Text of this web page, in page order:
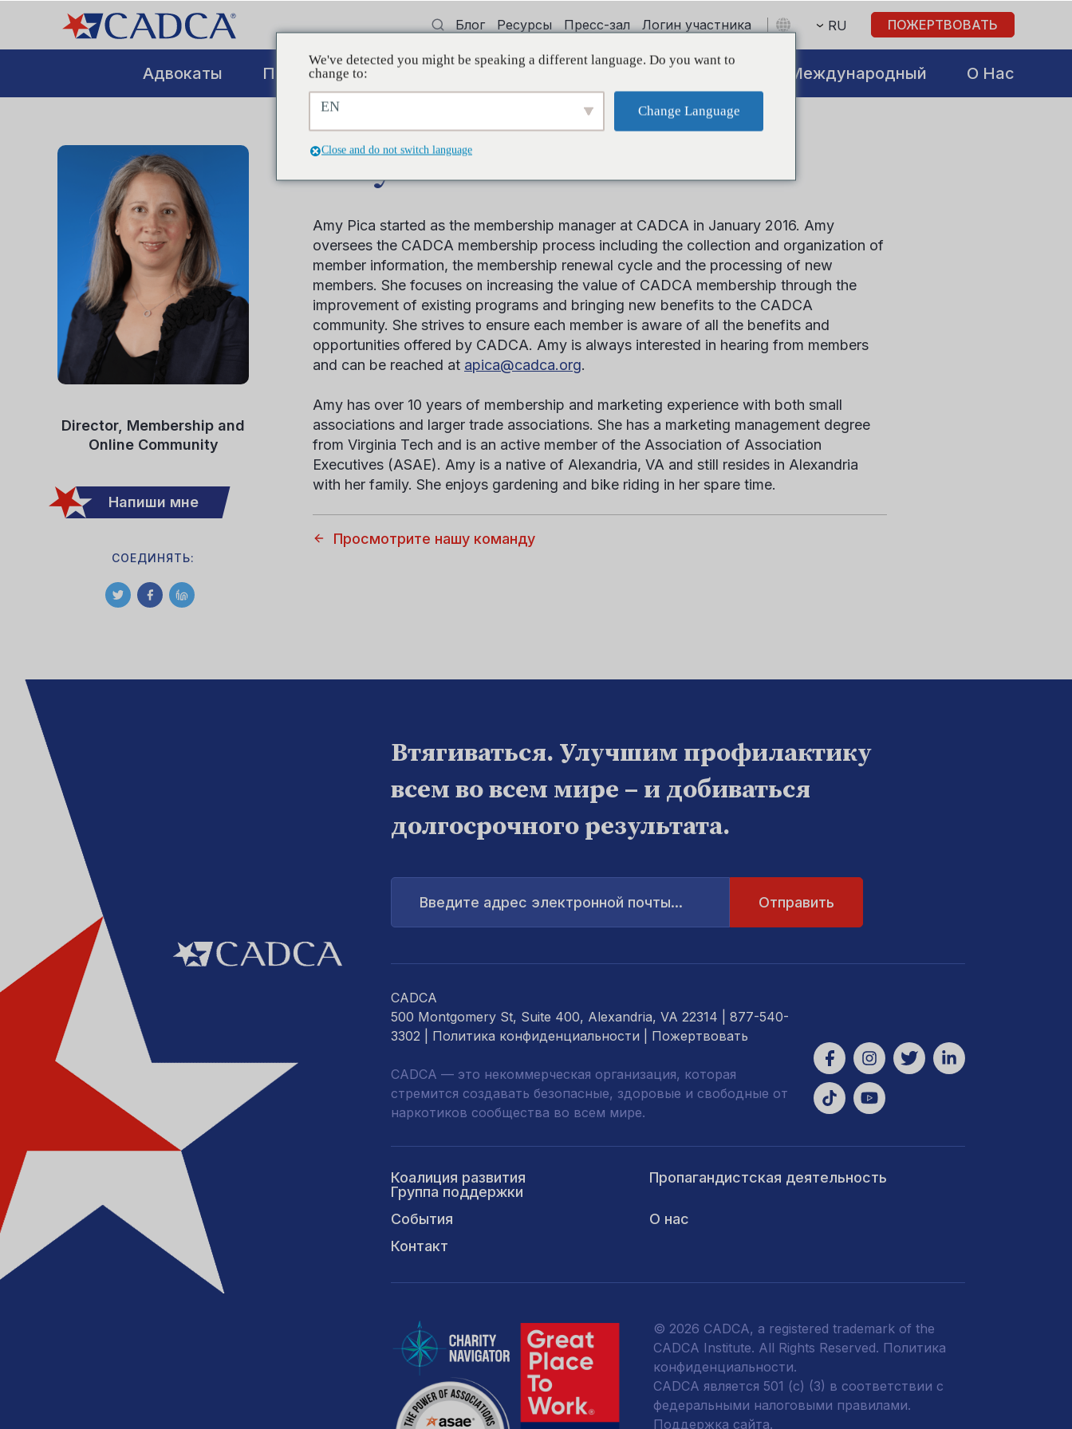
Блог Ресурсы Пресс-зал Логин участника RU ПОЖЕРТВОВАТЬ
Адвокаты Повышение квалификации Поддерживать Международный О Нас
Director, Membership and
Online Community
Напиши мне
СОЕДИНЯТЬ:
Amy Pica
Amy Pica started as the membership manager at CADCA in January 2016. Amy
oversees the CADCA membership process including the collection and organization of
member information, the membership renewal cycle and the processing of new
members. She focuses on increasing the value of CADCA membership through the
improvement of existing programs and bringing new benefits to the CADCA
community. She strives to ensure each member is aware of all the benefits and
opportunities offered by CADCA. Amy is always interested in hearing from members
and can be reached at apica@cadca.org.
Amy has over 10 years of membership and marketing experience with both small
associations and larger trade associations. She has a marketing management degree
from Virginia Tech and is an active member of the Association of Association
Executives (ASAE). Amy is a native of Alexandria, VA and still resides in Alexandria
with her family. She enjoys gardening and bike riding in her spare time.
Просмотрите нашу команду
Втягиваться. Улучшим профилактику
всем во всем мире – и добиваться
долгосрочного результата.
Введите
адрес
электронной
CADCA
500 Montgomery St, Suite 400, Alexandria, VA 22314 | 877-540-
3302 | Политика конфиденциальности Пожертвовать
CADCA — это некоммерческая организация, которая
стремится создавать безопасные, здоровые и свободные от
наркотиков сообщества во всем мире.
Коалиция развития
Группа поддержки
Пропагандистская деятельность
События
О нас
Контакт
© 2026 CADCA, a registered trademark of the
CADCA Institute. All Rights Reserved. Политика
конфиденциальности.
CADCA является 501 (c) (3) в соответствии с
федеральными налоговыми правилами.
Поддержка сайта.
We've detected you might be speaking a different language. Do you want to
change to:
EN Change Language
Close and do not switch language